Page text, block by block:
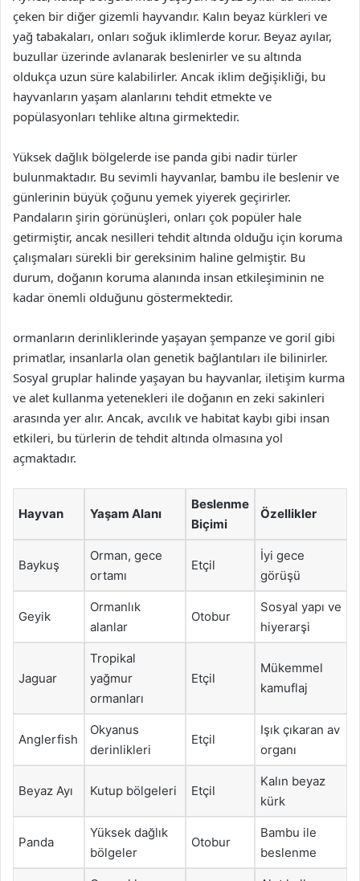
çeken bir diğer gizemli hayvandır. Kalın beyaz kürkleri ve
yağ tabakaları, onları soğuk iklimlerde korur. Beyaz ayılar,
buzullar üzerinde avlanarak beslenirler ve su altında
oldukça uzun süre kalabilirler. Ancak iklim değişikliği, bu
hayvanların yaşam alanlarını tehdit etmekte ve
popülasyonları tehlike altına girmektedir.
Yüksek dağlık bölgelerde ise panda gibi nadir türler
bulunmaktadır. Bu sevimli hayvanlar, bambu ile beslenir ve
günlerinin büyük çoğunu yemek yiyerek geçirirler.
Pandaların şirin görünüşleri, onları çok popüler hale
getirmiştir, ancak nesilleri tehdit altında olduğu için koruma
çalışmaları sürekli bir gereksinim haline gelmiştir. Bu
durum, doğanın koruma alanında insan etkileşiminin ne
kadar önemli olduğunu göstermektedir.
ormanların derinliklerinde yaşayan şempanze ve goril gibi
primatlar, insanlarla olan genetik bağlantıları ile bilinirler.
Sosyal gruplar halinde yaşayan bu hayvanlar, iletişim kurma
ve alet kullanma yetenekleri ile doğanın en zeki sakinleri
arasında yer alır. Ancak, avcılık ve habitat kaybı gibi insan
etkileri, bu türlerin de tehdit altında olmasına yol
açmaktadır.
Hayvan Yaşam Alanı
Beslenme
Biçimi
Özellikler
Baykuş
Orman, gece
ortamı
Etçil
İyi gece
görüşü
Geyik
Ormanlık
alanlar
Otobur
Sosyal yapı ve
hiyerarşi
Jaguar
Tropikal
yağmur
ormanları
Etçil
Mükemmel
kamuflaj
Anglerfish
Okyanus
derinlikleri
Etçil
Işık çıkaran av
organı
Beyaz Ayı Kutup bölgeleri Etçil
Kalın beyaz
kürk
Panda
Yüksek dağlık
bölgeler
Otobur
Bambu ile
beslenme